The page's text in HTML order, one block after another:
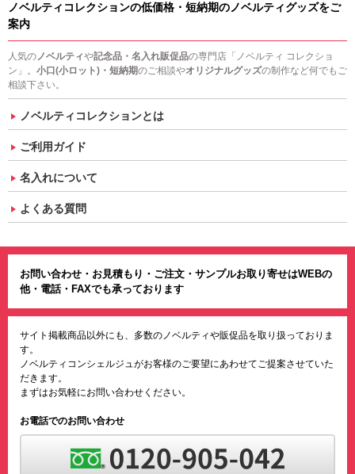
ノベルティコレクションの低価格・短納期のノベルティグッズをご
案内
人気のノベルティや記念品・名入れ販促品の専門店「ノベルティ コレクショ
ン」。 小口(小ロット)・短納期のご相談やオリジナルグッズの制作など何でもご
相談下さい。
ノベルティコレクションとは
ご利用ガイド
名入れについて
よくある質問
お問い合わせ・お見積もり・ご注文・サンプルお取り寄せはWEBの
他・電話・FAXでも承っております
サイト掲載商品以外にも、多数のノベルティや販促品を取り扱っておりま
す。
ノベルティコンシェルジュがお客様のご要望にあわせてご提案させていた
だきます。
まずはお気軽にお問い合わせください。
お電話でのお問い合わせ